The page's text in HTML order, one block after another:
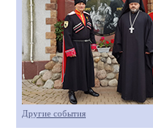
Другие события